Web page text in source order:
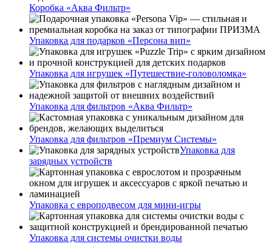
Коробка «Аква Фильтр»
Упаковка для подарков «Персона вип»
Упаковка для игрушек «Путешествие-головоломка»
Упаковка для фильтров «Аква Фильтр»
Упаковка для фильтров «Премиум Системы»
Упаковка для
зарядных устройств
Упаковка с европодвесом для мини-игры
Упаковка для системы очистки воды